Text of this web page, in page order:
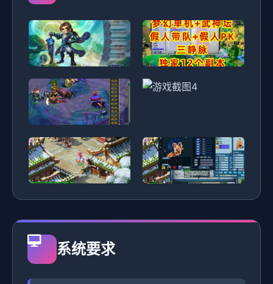
系统要求